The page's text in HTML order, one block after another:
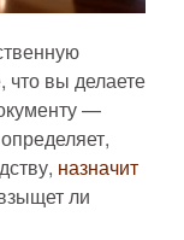
что вы делаете
—
назначит
ли